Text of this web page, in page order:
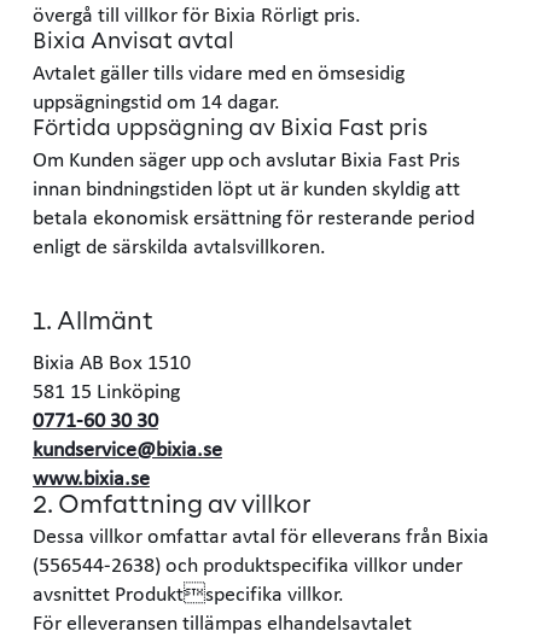
övergå till villkor för Bixia Rörligt pris.
Bixia Anvisat avtal
Avtalet gäller tills vidare med en ömsesidig
uppsägningstid om 14 dagar.
Förtida uppsägning av Bixia Fast pris
Om Kunden säger upp och avslutar Bixia Fast Pris
innan bindningstiden löpt ut är kunden skyldig att
betala ekonomisk ersättning för resterande period
enligt de särskilda avtalsvillkoren.
1. Allmänt
Bixia AB Box 1510
581 15 Linköping
0771-60 30 30
kundservice@bixia.se
www.bixia.se
2. Omfattning av villkor
Dessa villkor omfattar avtal för elleverans från Bixia
(556544-2638) och produktspecifika villkor under
avsnittet Produktspecifika villkor.
För elleveransen tillämpas elhandelsavtalet